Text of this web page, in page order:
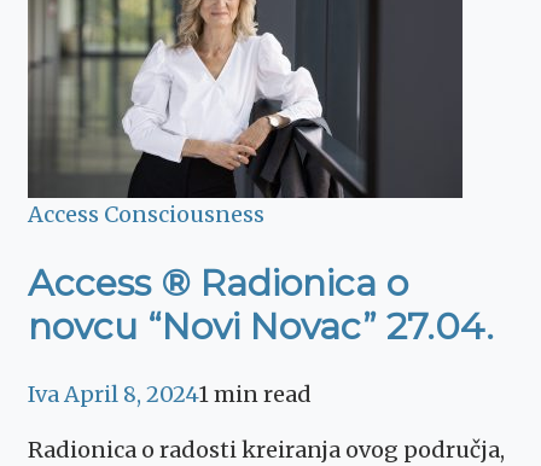
Access Consciousness
Access ® Radionica o
novcu “Novi Novac” 27.04.
IvaApril 8, 20241 min read
Radionica o radosti kreiranja ovog područja,